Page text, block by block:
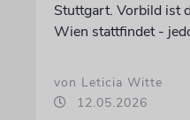
Stuttgart. Vorbild ist
Wien stattfindet -
von Leticia Witte
12.05.2026